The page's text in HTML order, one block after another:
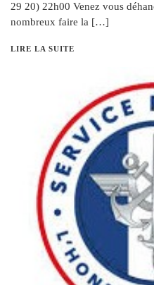
29 20) 22h00 Venez vous
nombreux faire la […]
LIRE LA SUITE